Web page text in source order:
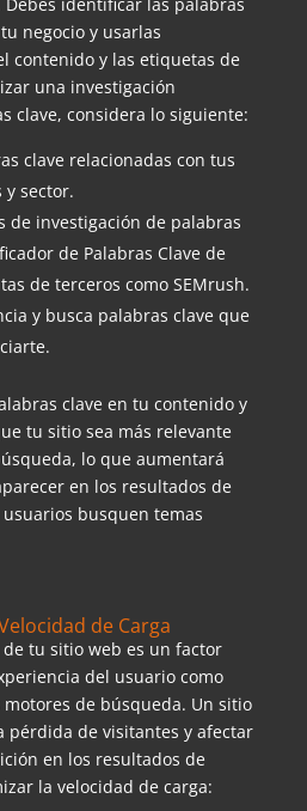
negocio y usarlas
contenido y las etiquetas de
una investigación
clave, considera lo siguiente:
clave relacionadas con tus
y sector.
de investigación de palabras
de Palabras Clave de
de terceros como SEMrush.
y busca palabras clave que
clave en tu contenido y
tu sitio sea más relevante
lo que aumentará
en los resultados de
busquen temas
de Carga
tu sitio web es un factor
del usuario como
de búsqueda. Un sitio
pérdida de visitantes y afectar
en los resultados de
la velocidad de carga: